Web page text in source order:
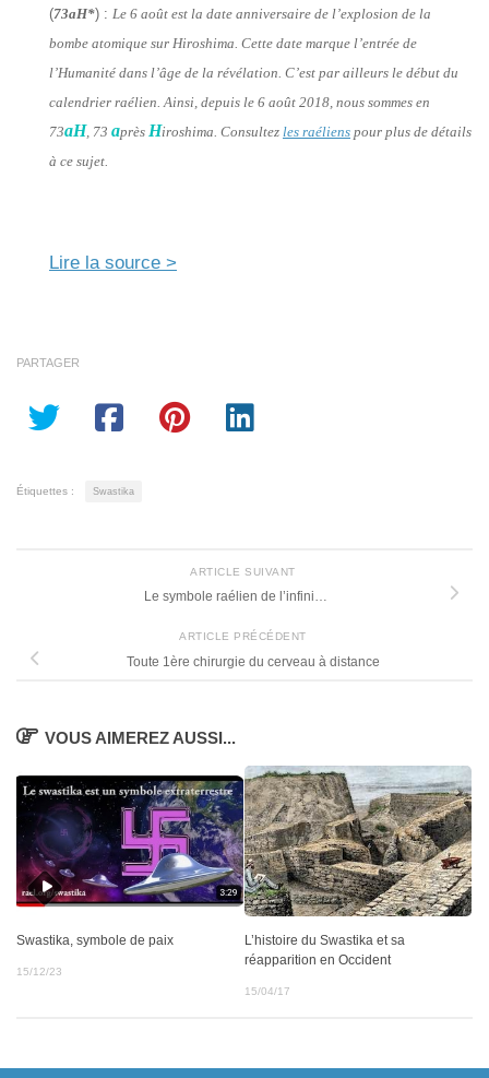
(73aH*) : Le 6 août est la date anniversaire de l’explosion de la
bombe atomique sur Hiroshima. Cette date marque l’entrée de
l’Humanité dans l’âge de la révélation. C’est par ailleurs le début du
calendrier raélien. Ainsi, depuis le 6 août 2018, nous sommes en
73aH, 73 après Hiroshima. Consultez les raéliens pour plus de détails
à ce sujet.
Lire la source >
PARTAGER
Étiquettes : Swastika
ARTICLE SUIVANT
Le symbole raélien de l’infini…
ARTICLE PRÉCÉDENT
Toute 1ère chirurgie du cerveau à distance
VOUS AIMEREZ AUSSI...
Swastika, symbole de paix
15/12/23
L’histoire du Swastika et sa
réapparition en Occident
15/04/17